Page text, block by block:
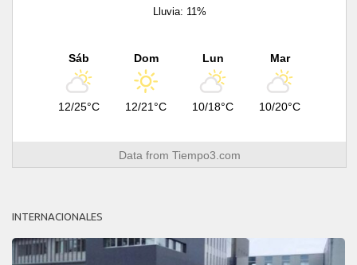
Lluvia: 11%
Sáb
12/25°C
Dom
12/21°C
Lun
10/18°C
Mar
10/20°C
Data from Tiempo3.com
INTERNACIONALES